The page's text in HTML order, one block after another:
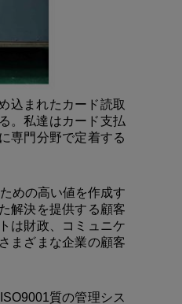
込まれたカード読取
。私達はカード支払
専門分野で定着する
めの高い値を作成す
解決を提供する顧客
は財政、コミュニケ
まざまな企業の顧客
質の管理シス